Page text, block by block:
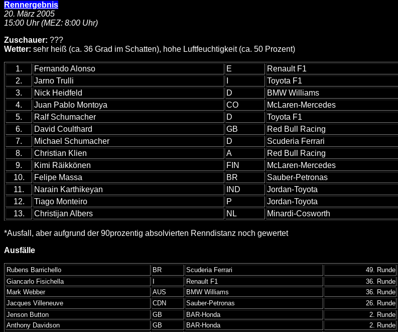
Rennergebnis
20. März 2005
15:00 Uhr (MEZ: 8:00 Uhr)
Zuschauer: ???
Wetter: sehr heiß (ca. 36 Grad im Schatten), hohe Luftfeuchtigkeit (ca. 50 Prozent)
1. Fernando Alonso E Renault F1
2.
Jarno Trulli Toyota F1
3.
Nick Heidfeld D BMW Williams
4.
Juan Pablo Montoya CO McLaren-Mercedes
5.
Ralf Schumacher D Toyota F1
6.
David Coulthard GB Red Bull Racing
7.
Michael Schumacher D Scuderia Ferrari
8.
Christian Klien A Red Bull Racing
9.
Kimi Räikkönen FIN McLaren-Mercedes
10.
Felipe Massa BR Sauber-Petronas
11.
Narain Karthikeyan IND Jordan-Toyota
12.
Tiago Monteiro P Jordan-Toyota
13.
Christijan Albers NL Minardi-Cosworth
*Ausfall, aber aufgrund der 90prozentig absolvierten Renndistanz noch gewertet
Ausfälle
Rubens Barrichello BR Scuderia Ferrari 49. Runde
Giancarlo Fisichella
Renault F1 36. Runde
Mark Webber
AUS BMW Williams 36. Runde
Jacques Villeneuve
CDN Sauber-Petronas 26. Runde
Jenson Button
GB BAR-Honda 2. Runde
Anthony Davidson
GB BAR-Honda 2. Runde